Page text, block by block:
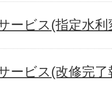
ービス(指定水
ービス(改修完了